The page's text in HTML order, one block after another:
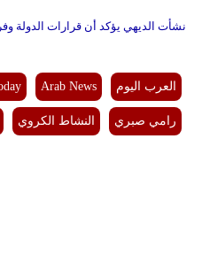
نشأت الديهي يؤكد أن قرارات الدولة
العرب اليوم Arab News
رامي صبري النشاط الكروي